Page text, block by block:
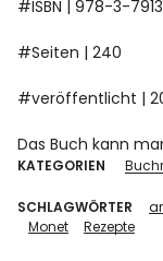
#ISBN | 978-3-
#Seiten | 240
#veröffentlicht |
Das Buch kann
KATEGORIEN
SCHLAGWÖRTER
Monet
Rezepte